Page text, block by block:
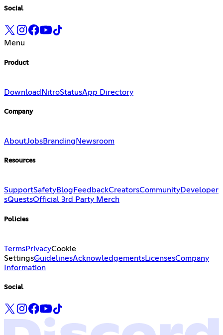
Social
Menu
Product
Download NitroStatusApp Directory
Company
AboutJobsBranding Newsroom
Resources
SupportSafetyBlog FeedbackCreatorsCommunityDeveloper
sQuestsOfficial 3rd Party Merch
Policies
TermsPrivacyCookie
SettingsGuidelinesAcknowledgementsLicensesCompany
Information
Social